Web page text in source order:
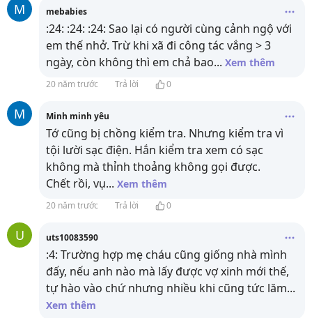
M mebabies
:24: :24: :24: Sao lại có người cùng cảnh ngộ với
em thế nhở. Trừ khi xã đi công tác vắng > 3
ngày, còn không thì em chả bao... Xem thêm
20 năm trước Trả lời 0
M Minh minh yêu
Tớ cũng bị chồng kiểm tra. Nhưng kiểm tra vì
tội lười sạc điện. Hắn kiểm tra xem có sạc
không mà thỉnh thoảng không gọi được.
Chết rồi, vụ... Xem thêm
20 năm trước Trả lời 0
U uts10083590
:4: Trường hợp mẹ cháu cũng giống nhà mình
đấy, nếu anh nào mà lấy được vợ xinh mới thế,
tự hào vào chứ nhưng nhiều khi cũng tức lăm...
Xem thêm